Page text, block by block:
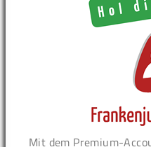
Mit dem Premium-